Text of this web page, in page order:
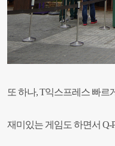
또 하나, T익스프레스 빠르
재미있는 게임도 하면서 Q-